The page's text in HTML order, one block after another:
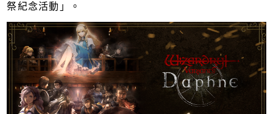
祭紀念活動」。